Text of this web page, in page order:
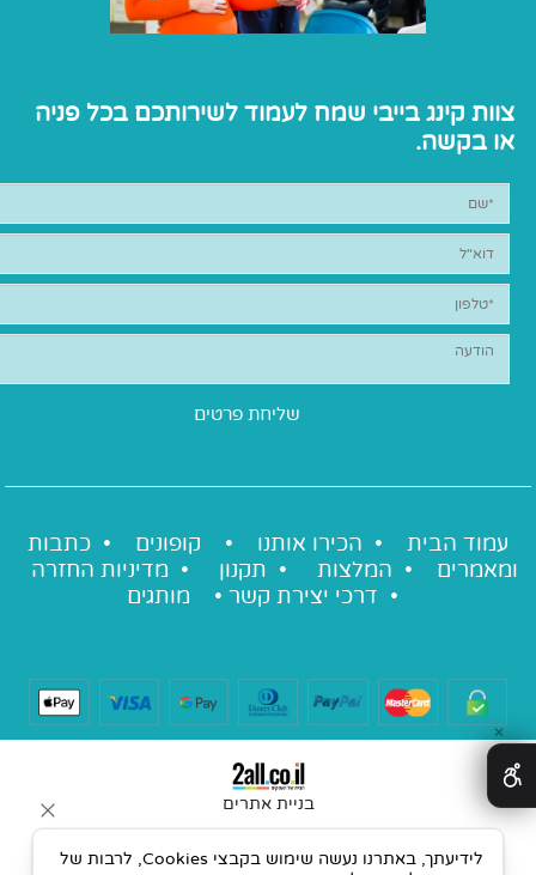
צוות קינג בייבי שמח לעמוד לשירותכם בכל פניה
או בקשה.
עמוד הבית • הכירו אותנו • קופונים • כתבות
ומאמרים • המלצות • תקנון • מדיניות החזרה
• דרכי יצירת קשר • מותגים
בניית אתרים
✕
לידיעתך, באתרנו נעשה שימוש בקבצי Cookies, לרבות של